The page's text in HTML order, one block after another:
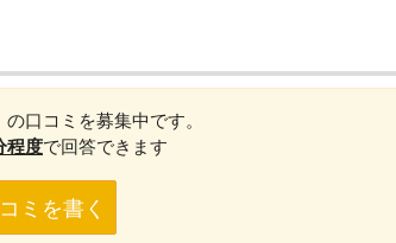
の口コミを募集中です。
程度で回答できます
ミを書く